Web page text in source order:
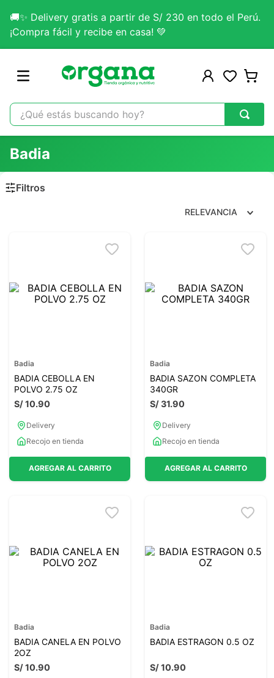
🚚✨ Delivery gratis a partir de S/ 230 en todo el Perú.
¡Compra fácil y recibe en casa! 💚
¿Qué estás buscando hoy?
1.
omega 3
2.
citrato magnesio
.
glicinato magnesio
Badia
RELEVANCIA
Badia
BADIA CEBOLLA EN
POLVO 2.75 OZ
S/10.90
Delivery
Recojo en tienda
AGREGAR AL CARRITO
Badia
BADIA SAZON COMPLETA
340GR
S/31.90
Delivery
Recojo en tienda
AGREGAR AL CARRITO
Badia
BADIA CANELA EN POLVO
2OZ
S/10.90
Badia
BADIA ESTRAGON 0.5 OZ
S/10.90